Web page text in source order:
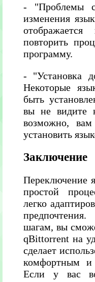
- "Проблемы
изменения
отображается
повторить
программу.
- "Установка
Некоторые
быть
вы не видите
возможно, вам
установить
Заключение
Переключение
простой
легко
шагам, вы
qBittorrent на
сделает
комфортным и
Если у вас